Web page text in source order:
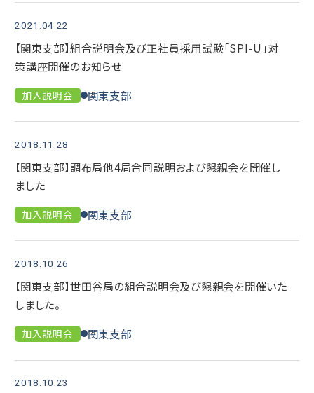
2021.04.22
【関東支部】組合説明会及び正社員採用試験「SPI-U」対
策講座開催のお知らせ
加入説明会 関東支部
2018.11.28
【関東支部】調布局他4局合同説明および懇親会を開催し
ました
加入説明会 関東支部
2018.10.26
【関東支部】世田谷局の組合説明会及び懇親会を開催いた
しました。
加入説明会 関東支部
2018.10.23